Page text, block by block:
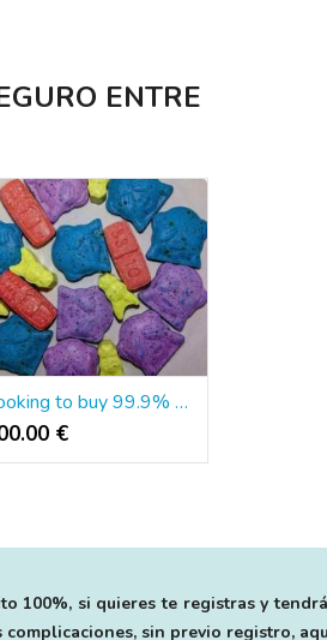
ENTRE
Looking to buy 99.9% pure BDO,GBL/GHB in Canada Ontario ::WhatsApp :+1(479)335-9634
€
100%, si quieres te registras y
sin previo registro,